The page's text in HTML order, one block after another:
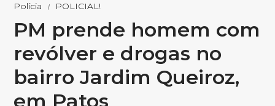
Polícia POLICIAL!
PM prende homem com
revólver e drogas no
bairro Jardim Queiroz,
em Patos